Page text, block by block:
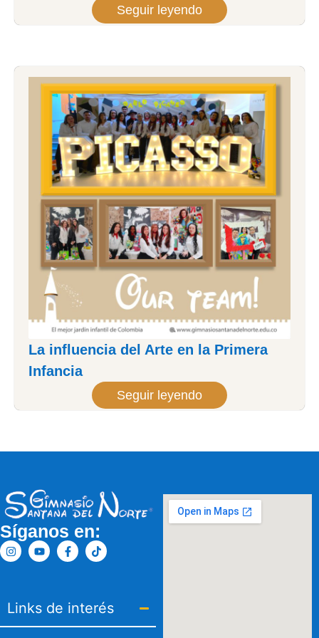
Seguir leyendo
La influencia del Arte en la Primera
Infancia
Seguir leyendo
Síganos en:
Links de interés​